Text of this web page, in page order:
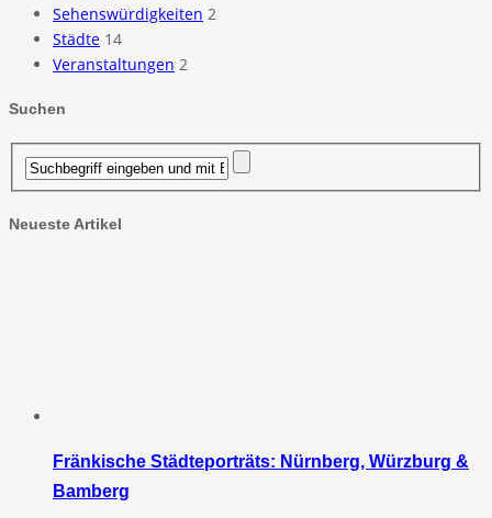
Sehenswürdigkeiten 2
Städte 14
Veranstaltungen 2
Suchen
Neueste Artikel
Fränkische Städteporträts: Nürnberg, Würzburg &
Bamberg